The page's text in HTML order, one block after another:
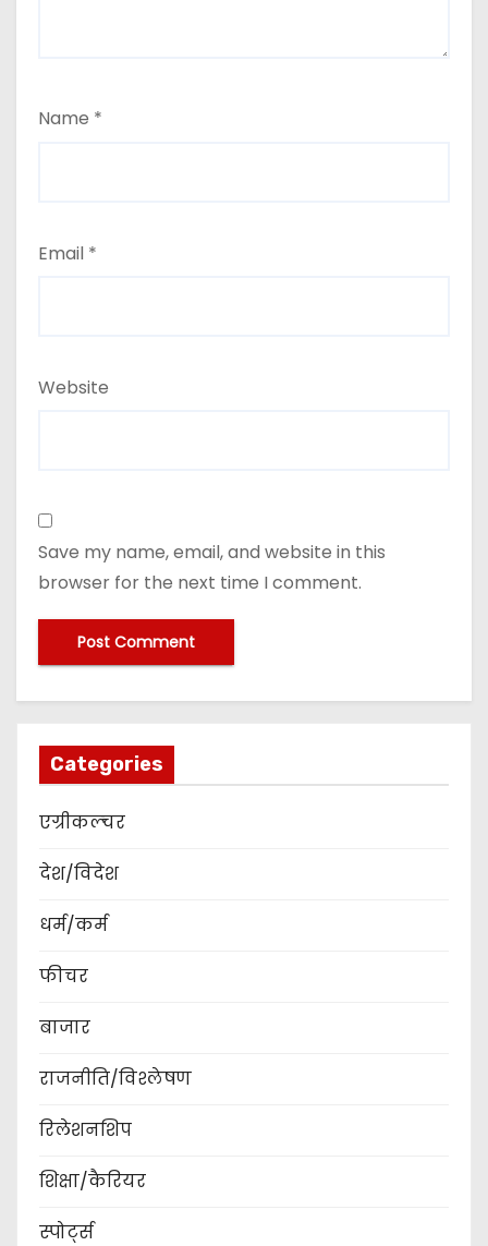
Name *
Email *
Website
Save my name, email, and website in this
browser for the next time I comment.
Categories
एग्रीकल्चर
देश/विदेश
धर्म/कर्म
फीचर
बाजार
राजनीति/विश्लेषण
रिलेशनशिप
शिक्षा/कैरियर
स्पोर्ट्स